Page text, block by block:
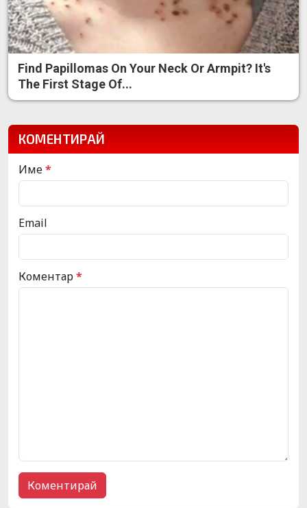
Find Papillomas On Your Neck Or Armpit? It's
The First Stage Of...
КОМЕНТИРАЙ
Име*
Email
Коментар*